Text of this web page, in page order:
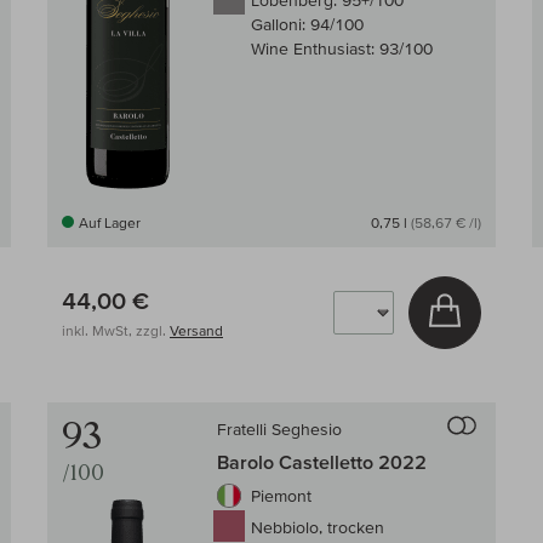
Warenkorb
Galloni: 94/100
Wine Enthusiast: 93/100
Auf Lager 0,75 l (58,67 € /l)
44,00 €
inkl. MwSt, zzgl. Versand
In den
93
/100
Fratelli Seghesio
Barolo Castelletto 2022
Piemont
Nebbiolo, trocken